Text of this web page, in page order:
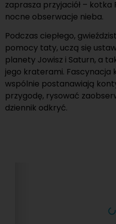
zaprasza przyjaciół – kotka
nocne obserwacje nieba.
Podczas ciepłego,
pomocy taty, uczą się
planety Jowisz i Saturn, a
jego kraterami. Fascynacja
wspólnie postanawiają
przygodę, rysować
dziennik odkryć.